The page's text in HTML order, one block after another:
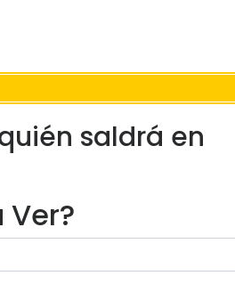
saldrá en
Ver?